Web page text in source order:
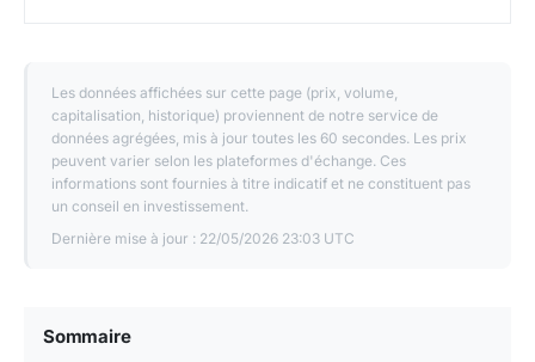
Les données affichées sur cette page (prix, volume,
capitalisation, historique) proviennent de notre service de
données agrégées, mis à jour toutes les 60 secondes. Les prix
peuvent varier selon les plateformes d'échange. Ces
informations sont fournies à titre indicatif et ne constituent pas
un conseil en investissement.
Dernière mise à jour : 22/05/2026 23:03 UTC
Sommaire